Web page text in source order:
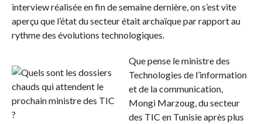
interview réalisée en fin de semaine dernière, on s’est vite
aperçu que l’état du secteur était archaïque par rapport au
rythme des évolutions technologiques.
Que pense le ministre des
Technologies de l’information
et de la communication,
Mongi Marzoug, du secteur
des TIC en Tunisie après plus